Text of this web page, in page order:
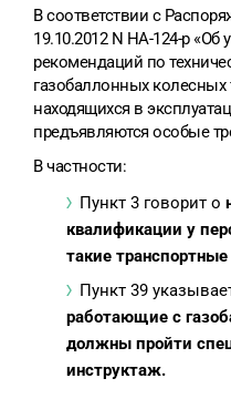
В соответствии с
19.10.2012 N НА-124-р
рекомендаций по
газобаллонных колесных
находящихся в
предъявляются особые
В частности:
Пункт 3 говорит о
квалификации у
такие
Пункт 39
работающие с
должны пройти
инструктаж.